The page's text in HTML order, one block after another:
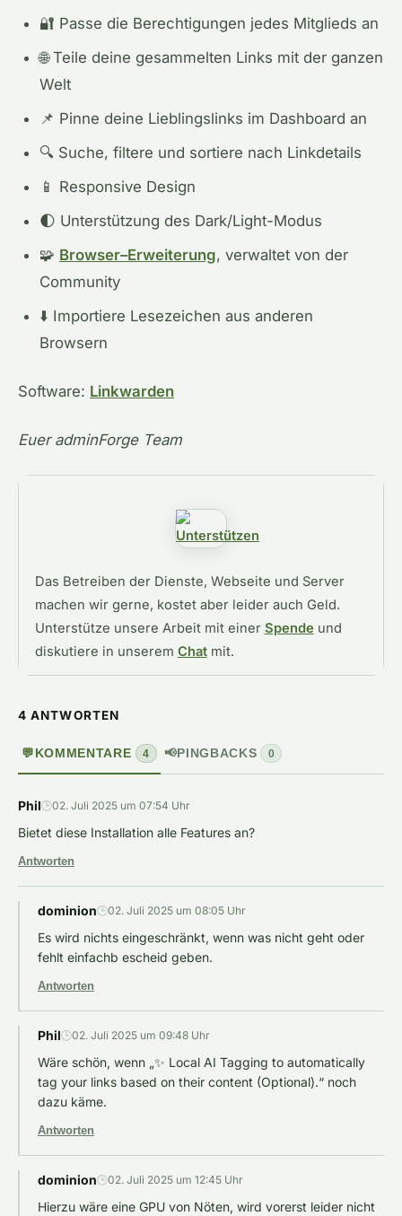
🔐 Passe die Berechtigungen jedes Mitglieds an
🌐 Teile deine gesammelten Links mit der ganzen
Welt
📌 Pinne deine Lieblingslinks im Dashboard an
🔍 Suche, filtere und sortiere nach Linkdetails
📱 Responsive Design
🌓 Unterstützung des Dark/Light-Modus
🧩 Browser–Erweiterung, verwaltet von der
Community
⬇️ Importiere Lesezeichen aus anderen
Browsern
Software: Linkwarden
Euer adminForge Team
Das Betreiben der Dienste, Webseite und Server
machen wir gerne, kostet aber leider auch Geld.
Unterstütze unsere Arbeit mit einer Spende und
diskutiere in unserem Chatmit.
4 ANTWORTEN
💬 KOMMENTARE 4 📢 PINGBACKS 0
Phil🕒02. Juli 2025 um 07:54 Uhr
Bietet diese Installation alle Features an?
Antworten
dominion🕒02. Juli 2025 um 08:05 Uhr
Es wird nichts eingeschränkt, wenn was nicht geht oder
fehlt einfachb escheid geben.
Antworten
Phil🕒02. Juli 2025 um 09:48 Uhr
Wäre schön, wenn „✨ Local AI Tagging to automatically
tag your links based on their content (Optional).“ noch
dazu käme.
Antworten
dominion🕒02. Juli 2025 um 12:45 Uhr
Hierzu wäre eine GPU von Nöten, wird vorerst leider nicht